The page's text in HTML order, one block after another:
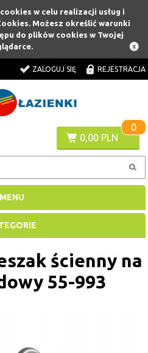
w celu realizacji usług i
Możesz określić warunki
do plików cookies w Twojej
ZALOGUJ SIĘ REJESTRACJA
0,00 PLN
0
MENU
ścienny na
55-993